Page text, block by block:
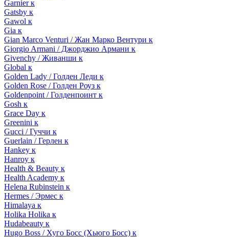
Garnier к
Gatsby к
Gawol к
Gia к
Gian Marco Venturi / Жан Марко Вентури к
Giorgio Armani / Джорджио Армани к
Givenchy / Живанши к
Global к
Golden Lady / Голден Леди к
Golden Rose / Голден Роуз к
Goldenpoint / Голденпоинт к
Gosh к
Grace Day к
Greenini к
Gucci / Гуччи к
Guerlain / Герлен к
Hankey к
Hanroy к
Health & Beauty к
Health Academy к
Helena Rubinstein к
Hermes / Эрмес к
Himalaya к
Holika Holika к
Hudabeauty к
Hugo Boss / Хуго Босс (Хьюго Босс) к